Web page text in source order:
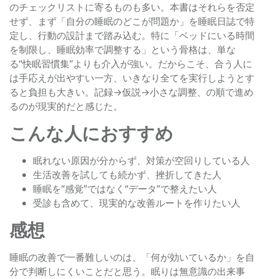
のチェックリストに寄るものも多い。本書はそれらを否定
せず、まず「自分の睡眠のどこが問題か」を睡眠日誌で特
定し、行動の設計まで踏み込む。特に「ベッドにいる時間
を制限し、睡眠効率で調整する」という骨格は、単な
る“快眠習慣集”よりも介入が強い。だからこそ、合う人に
は手応えが出やすい一方、いきなり全てを実行しようとす
ると負担も大きい。記録→仮説→小さな調整、の順で進め
るのが現実的だと感じた。
こんな人におすすめ
眠れない原因が分からず、対策が空回りしている人
生活改善を試しても続かず、挫折してきた人
睡眠を“感覚”ではなく“データ”で整えたい人
受診も含めて、現実的な改善ルートを作りたい人
感想
睡眠の改善で一番難しいのは、「何が効いているか」を自
分で判断しにくいことだと思う。眠りは無意識の出来事